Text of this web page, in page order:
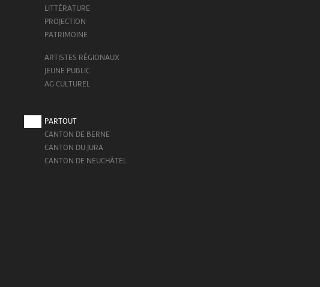
LITTÉRATURE
PROJECTION
PATRIMOINE
ARTISTES RÉGIONAUX
JEUNE PUBLIC
AG CULTUREL
PARTOUT
CANTON DE BERNE
CANTON DU JURA
CANTON DE NEUCHÂTEL